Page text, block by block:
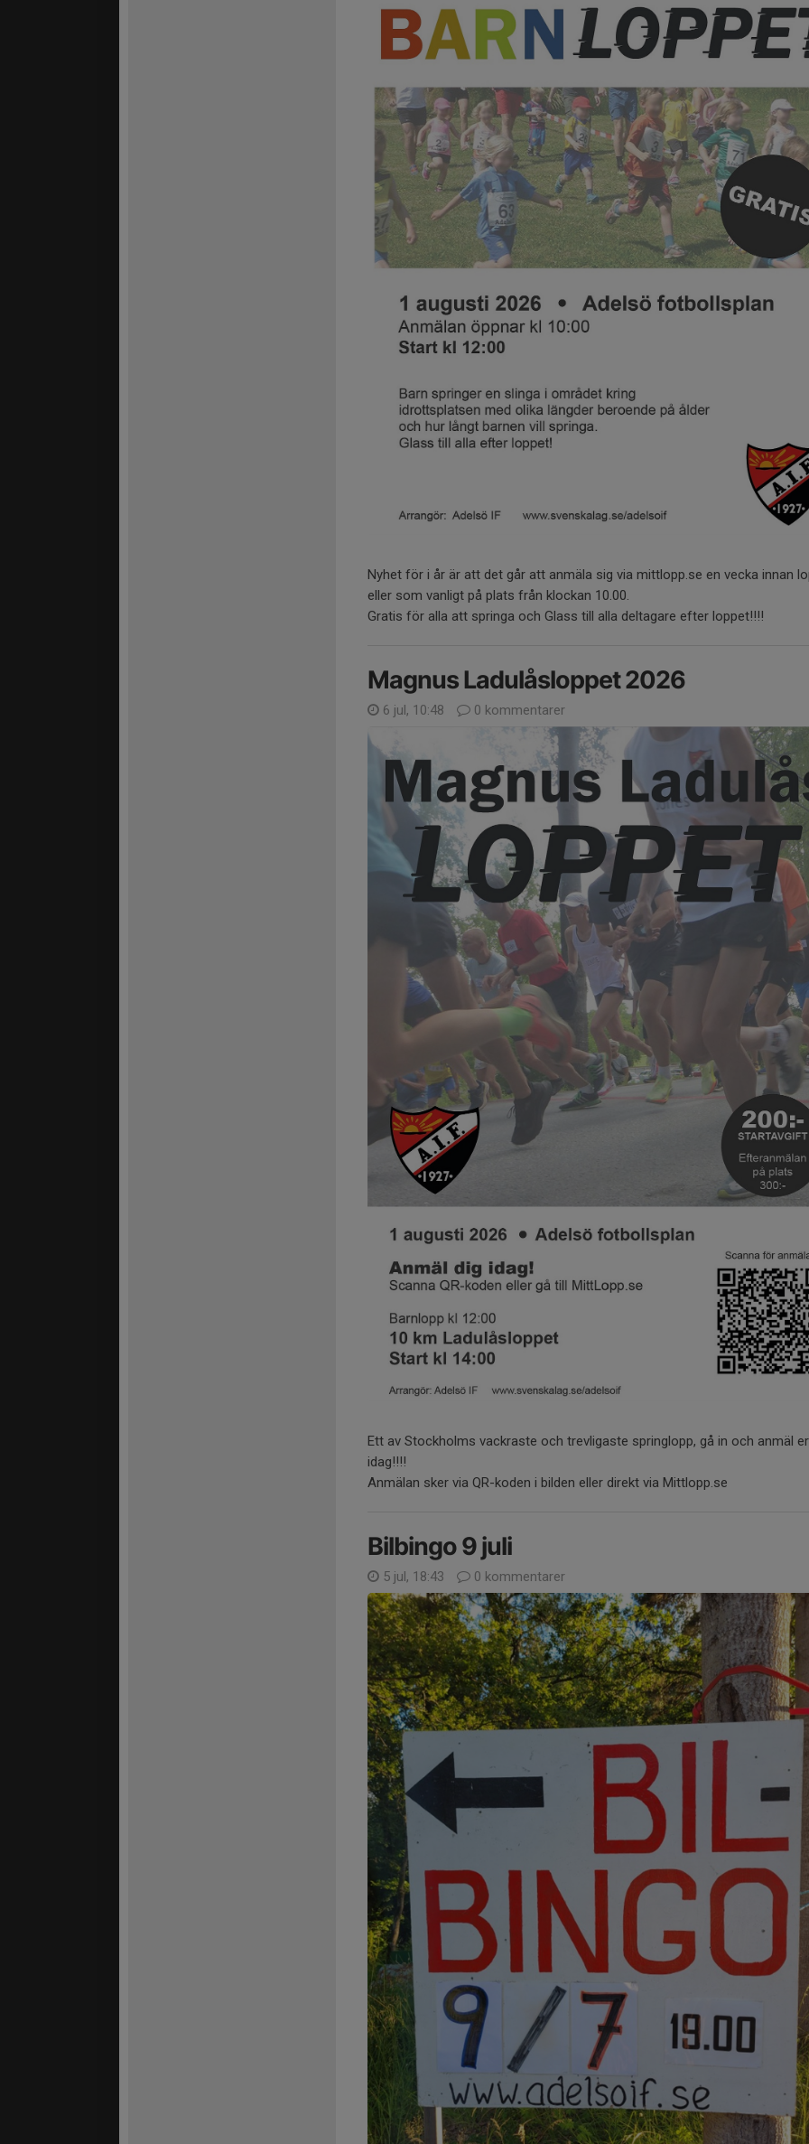
Nyhet för i år är att det går att anmäla sig via mittlopp.se en vecka innan
eller som vanligt på plats från klockan 10.00.
Gratis för alla att springa och Glass till alla deltagare efter loppet!!!!
Magnus Ladulåsloppet 2026
6 jul, 10:48 0 kommentarer
Ett av Stockholms vackraste och trevligaste springlopp, gå in och anmäl
idag!!!!
Anmälan sker via QR-koden i bilden eller direkt via Mittlopp.se
Bilbingo 9 juli
5 jul, 18:43 0 kommentarer